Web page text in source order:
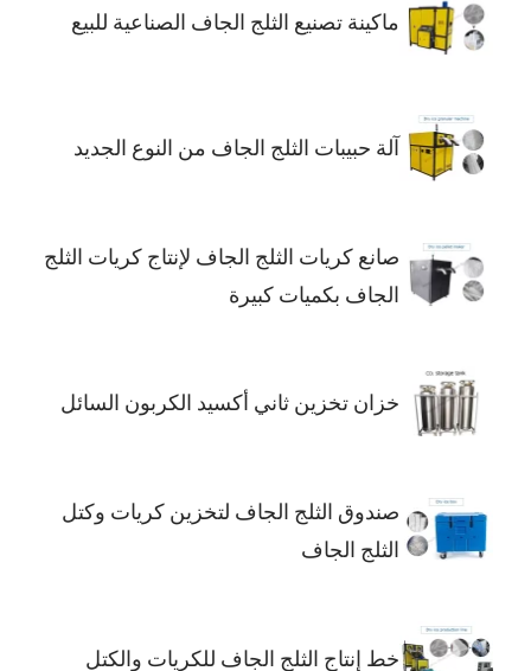
ماكينة تصنيع الثلج الجاف الصناعية للبيع
آلة حبيبات الثلج الجاف من النوع الجديد
صانع كريات الثلج الجاف لإنتاج كريات الثلج
الجاف بكميات كبيرة
خزان تخزين ثاني أكسيد الكربون السائل
صندوق الثلج الجاف لتخزين كريات وكتل
الثلج الجاف
خط إنتاج الثلج الجاف للكريات والكتل